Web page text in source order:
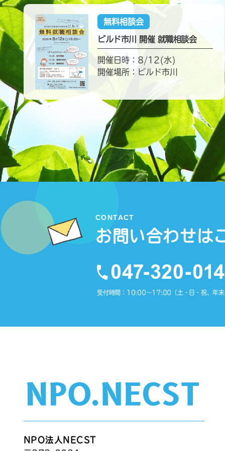
無料相談会
ビルド市川 開催 就職相談会
開催日時：8/12(水)
開催場所：ビルド市川
CONTACT
お問い合わせは
受付時間：10:00〜17:00（土・日・祝、年末
NPO法人NECST